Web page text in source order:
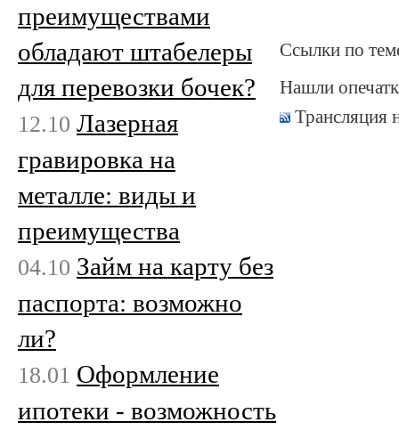
Ссылки по
Нашли
Трансляция
преимуществами
обладают штабелеры
для перевозки бочек?
12.10 Лазерная
гравировка на
металле: виды и
преимущества
04.10 Займ на карту без
паспорта: возможно
ли?
18.01 Оформление
ипотеки - возможность